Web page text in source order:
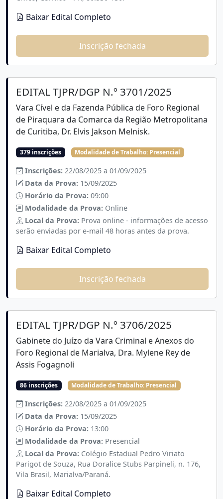
Baixar Edital Completo
Inscrição fechada
EDITAL TJPR/DGP N.º 3701/2025
Vara Cível e da Fazenda Pública de Foro Regional
de Piraquara da Comarca da Região Metropolitana
de Curitiba, Dr. Elvis Jakson Melnisk.
379 inscrições Modalidade de Trabalho: Presencial
Inscrições: 22/08/2025 a 01/09/2025
Data da Prova: 15/09/2025
Horário da Prova: 09:00
Modalidade da Prova: Online
Local da Prova: Prova online - informações de acesso
serão enviadas por e-mail 48 horas antes da prova.
Baixar Edital Completo
Inscrição fechada
EDITAL TJPR/DGP N.º 3706/2025
Gabinete do Juízo da Vara Criminal e Anexos do
Foro Regional de Marialva, Dra. Mylene Rey de
Assis Fogagnoli
86 inscrições Modalidade de Trabalho: Presencial
Inscrições: 22/08/2025 a 01/09/2025
Data da Prova: 15/09/2025
Horário da Prova: 13:00
Modalidade da Prova: Presencial
Local da Prova: Colégio Estadual Pedro Viriato
Parigot de Souza, Rua Doralice Stubs Parpineli, n. 176,
Vila Brasil, Marialva/Paraná.
Baixar Edital Completo